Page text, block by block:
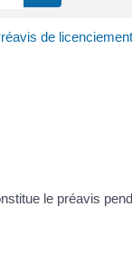
de licenciement
le préavis